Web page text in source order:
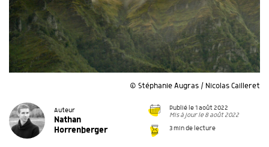
© Stéphanie Augras / Nicolas Cailleret
Auteur
Nathan
Horrenberger
Publié le 1 août 2022
Mis à jour le 8 août 2022
3 min de lecture